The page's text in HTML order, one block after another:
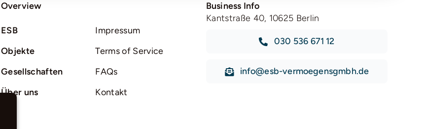
Overview
ESB
Objekte
Gesellschaften
Über uns
Impressum
Terms of Service
FAQs
Kontakt
Business Info
Kantstraße 40, 10625 Berlin
030 536 671 12
info@esb-vermoegensgmbh.de